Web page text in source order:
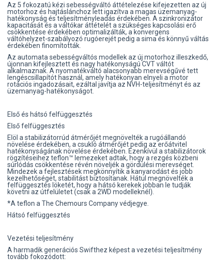
Az 5 fokozatú kézi sebességváltó áttételezése kifejezetten az új
motorhoz és hajtáslánchoz lett igazítva a magas üzemanyag-
hatékonyság és teljesítményleadás érdekében. A szinkronizátor
kapacitását és a váltókar áttételét a szükséges kapcsolási erő
csökkentése érdekében optimalizálták, a konvergens
váltóhelyzet-szabályozó rugóerejét pedig a sima és könnyű váltás
érdekében finomították.
Az automata sebességváltós modellek az új motorhoz illeszkedő,
újonnan kifejlesztett és nagy hatékonyságú CVT váltót
alkalmaznak. A nyomatékváltó alacsonyabb merevségűvé tett
lengéscsillapítót használ, amely hatékonyan elnyeli a motor
rotációs ingadozásait, ezáltal javítja az NVH-teljesítményt és az
üzemanyag-hatékonyságot.
Első és hátsó felfüggesztés
Első felfüggesztés
Elöl a stabilizátorrúd átmérőjét megnövelték a rugóállandó
növelése érdekében, a csukló átmérőjét pedig az erőátvitel
hatékonyságának növelése érdekében. Ezenkívül a stabilizátorok
rögzítéseihez teflon™ lemezeket adtak, hogy a rezgés közbeni
súrlódás csökkentése révén növeljék a gördülési merevséget.
Mindezek a fejlesztések megkönnyítik a kanyarodást és jobb
kezelhetőséget, stabilitást biztosítanak. Hátul megnövelték a
felfüggesztés löketét, hogy a hátsó kerekek jobban le tudják
követni az útfelületet (csak a 2WD modelleknél).
*A teflon a The Chemours Company védjegye.
Hátsó felfüggesztés
Vezetési teljesítmény
A harmadik generációs Swifthez képest a vezetési teljesítmény
tovább fokozódott: